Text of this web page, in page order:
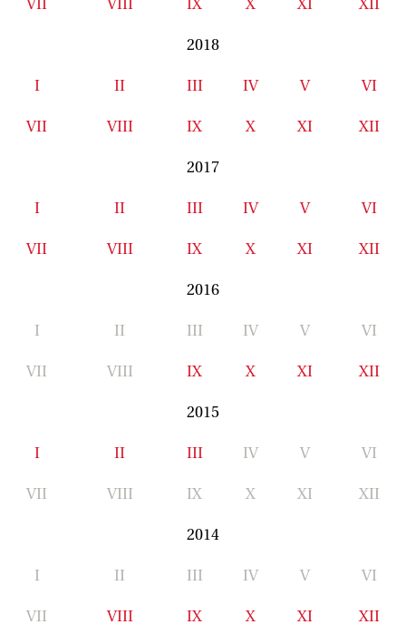
2018
I II III IV V VI
VII VIII IX X XI XII
2017
I II III IV V VI
VII VIII IX X XI XII
2016
I II III IV V VI
VII VIII IX X XI XII
2015
I II III IV V VI
VII VIII IX X XI XII
2014
I II III IV V VI
VII VIII IX X XI XII